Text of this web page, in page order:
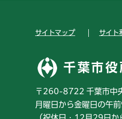
サイトマップ サイト
千葉市役
〒260-8722 千葉市中
月曜日から金曜日の午